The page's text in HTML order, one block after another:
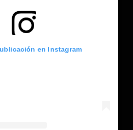
en Instagram